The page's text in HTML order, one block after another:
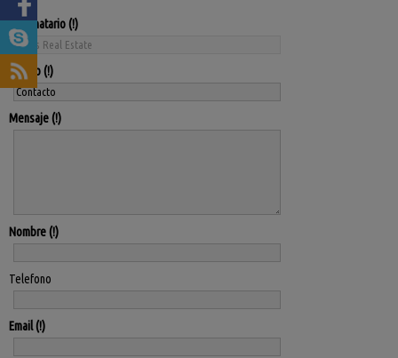
Destinatario
Asunto
Mensaje
Nombre
Telefono
Email